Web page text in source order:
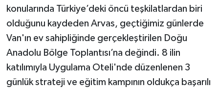
konularında Türkiye’deki öncü teşkilatlardan biri
olduğunu kaydeden Arvas, geçtiğimiz günlerde
Van'ın ev sahipliğinde gerçekleştirilen Doğu
Anadolu Bölge Toplantısı’na değindi. 8 ilin
katılımıyla Uygulama Oteli'nde düzenlenen 3
günlük strateji ve eğitim kampının oldukça başarılı